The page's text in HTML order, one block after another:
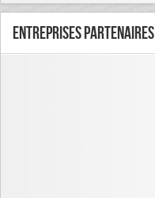
Entreprises partenaires